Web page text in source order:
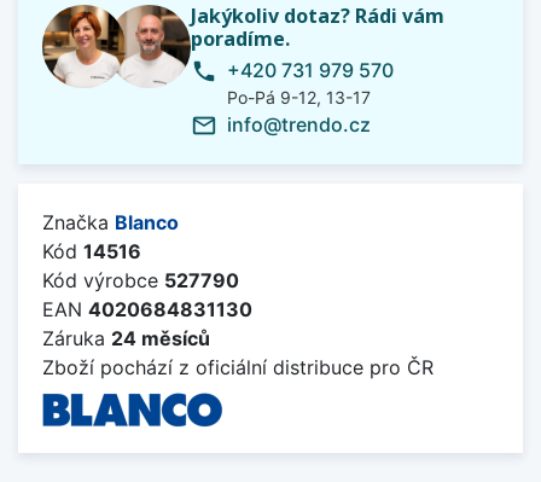
Jakýkoliv dotaz? Rádi vám
poradíme.
phone +420 731 979 570
Po-Pá 9-12, 13-17
mail_outline info@trendo.cz
Značka Blanco
Kód 14516
Kód výrobce 527790
EAN 4020684831130
Záruka 24 měsíců
Zboží pochází z oficiální distribuce pro ČR